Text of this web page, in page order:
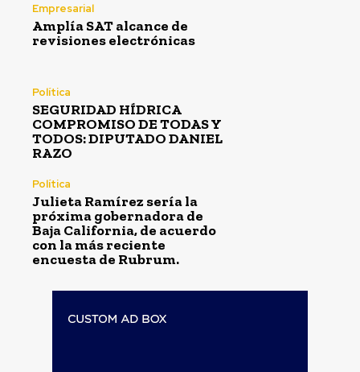
Empresarial
Amplía SAT alcance de
revisiones electrónicas
Política
SEGURIDAD HÍDRICA
COMPROMISO DE TODAS Y
TODOS: DIPUTADO DANIEL
RAZO
Política
Julieta Ramírez sería la
próxima gobernadora de
Baja California, de acuerdo
con la más reciente
encuesta de Rubrum.